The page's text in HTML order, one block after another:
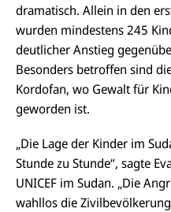
dramatisch. Allein in den
wurden mindestens 245
deutlicher Anstieg
Besonders betroffen sind
Kordofan, wo Gewalt für
geworden ist.
„Die Lage der Kinder im
Stunde zu Stunde“, sagte
UNICEF im Sudan. „Die
wahllos die